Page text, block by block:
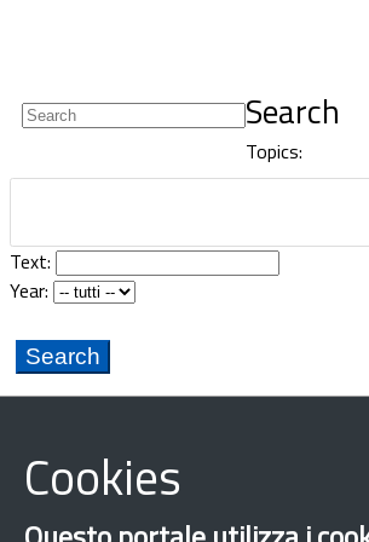
Search
Topics:
Text:
Year:
Cookies